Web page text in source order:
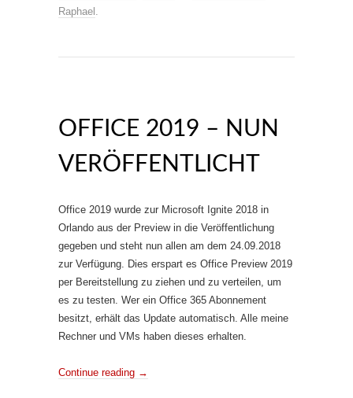
Raphael .
OFFICE 2019 – NUN
VERÖFFENTLICHT
Office 2019 wurde zur Microsoft Ignite 2018 in
Orlando aus der Preview in die Veröffentlichung
gegeben und steht nun allen am dem 24.09.2018
zur Verfügung. Dies erspart es Office Preview 2019
per Bereitstellung zu ziehen und zu verteilen, um
es zu testen. Wer ein Office 365 Abonnement
besitzt, erhält das Update automatisch. Alle meine
Rechner und VMs haben dieses erhalten.
Continue reading →